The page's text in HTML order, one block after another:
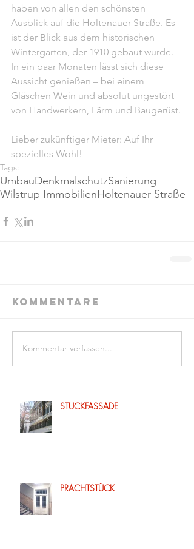
haben von allen den schönsten
Ausblick auf die Holtenauer Straße. Es
ist der Blick aus dem historischen
Wintergarten, der 1910 gebaut wurde.
In ein paar Monaten lässt sich diese
Aussicht genießen – bei einem
Gläschen Wein und absolut ungestört
von Handwerkern, Lärm und Baugerüst.
Lieber zukünftiger Mieter: Auf Ihr
spezielles Wohl!
Tags:
UmbauDenkmalschutzSanierung
Wilstrup ImmobilienHoltenauer Straße
Kommentare
Kommentar verfassen...
STUCKFASSADE
PRACHTSTÜCK